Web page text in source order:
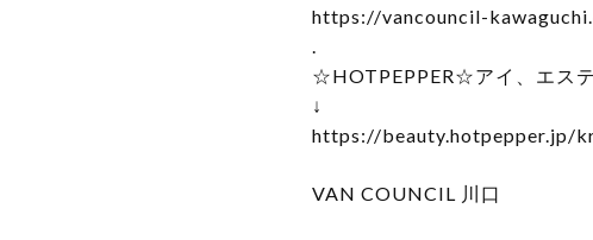
https://vancouncil-
.
☆HOTPEPPER☆アイ、エス
↓
https://beauty.hotpepper.jp/
VAN COUNCIL 川口